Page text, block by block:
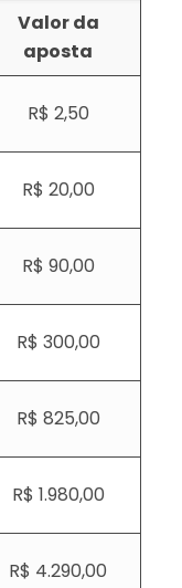
Valor da
aposta
R$ 2,50
R$ 20,00
R$ 90,00
R$ 300,00
R$ 825,00
R$ 1.980,00
R$ 4.290,00